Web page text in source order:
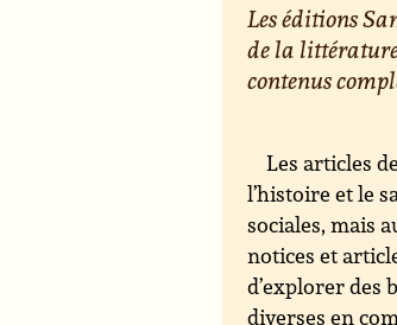
Les éditions
de la
contenus
Les articles
l’histoire et le
sociales, mais
notices et
d’explorer des
diverses en